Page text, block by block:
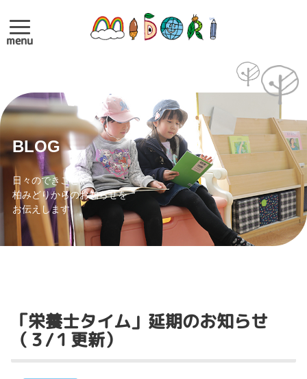
menu
BLOG
日々のできごとや
柏みどりからのお知らせを
お伝えします
「栄養士タイム」延期のお知らせ
（３/１更新）